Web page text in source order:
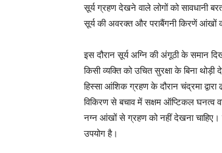
सूर्य ग्रहण देखने वाले लोगों को सावधानी
सूर्य की अवरक्त और पराबैंगनी किरणें आंखों
इस दौरान सूर्य अग्नि की अंगूठी के समान
किसी व्यक्ति को उचित सुरक्षा के बिना
हिस्सा आंशिक ग्रहण के दौरान चंद्रमा
विकिरण से बचाव में सक्षम ऑप्टिकल घनत्व
नग्न आंखों से ग्रहण को नहीं देखना चाहिए।
उपयोग है।